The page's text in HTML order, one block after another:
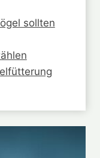
sollten